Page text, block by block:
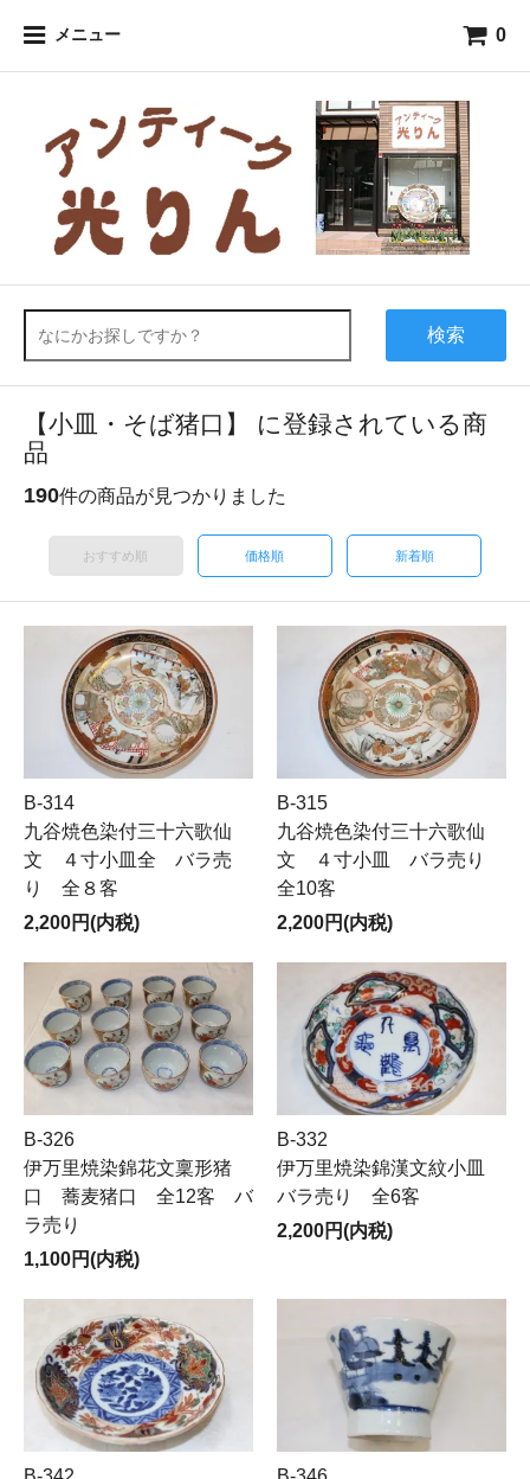
メニュー 0
検索
【小皿・そば猪口】 に登録されている商
品
190件の商品が見つかりました
おすすめ順 価格順 新着順
B-314
九谷焼色染付三十六歌仙
文 ４寸小皿全 バラ売
り 全８客
2,200円(内税)
B-315
九谷焼色染付三十六歌仙
文 ４寸小皿 バラ売り
全10客
2,200円(内税)
B-326
伊万里焼染錦花文稟形猪
口 蕎麦猪口 全12客 バ
ラ売り
1,100円(内税)
B-332
伊万里焼染錦漢文紋小皿
バラ売り 全6客
2,200円(内税)